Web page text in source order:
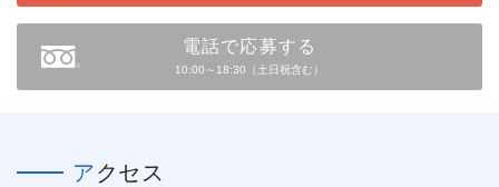
電話で応募する
10:00～18:30（土日祝含む）
アクセス